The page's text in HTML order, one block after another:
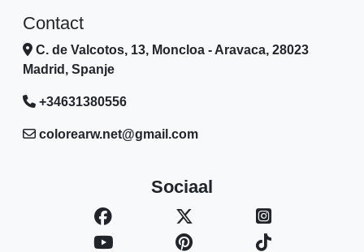
Contact
C. de Valcotos, 13, Moncloa - Aravaca, 28023
Madrid, Spanje
+34631380556
colorearw.net@gmail.com
Sociaal